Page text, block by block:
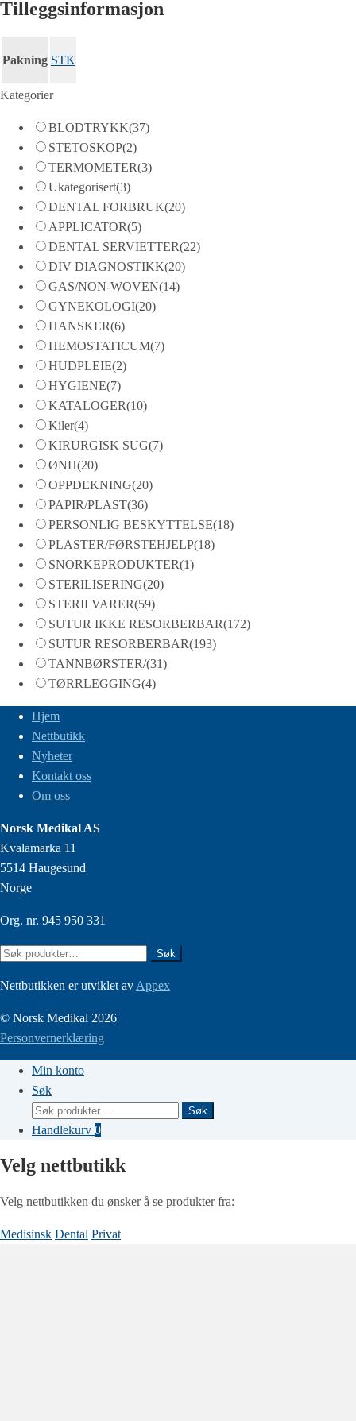
Tilleggsinformasjon
Pakning STK
Kategorier
BLODTRYKK(37)
STETOSKOP(2)
TERMOMETER(3)
Ukategorisert(3)
DENTAL FORBRUK(20)
APPLICATOR(5)
DENTAL SERVIETTER(22)
DIV DIAGNOSTIKK(20)
GAS/NON-WOVEN(14)
GYNEKOLOGI(20)
HANSKER(6)
HEMOSTATICUM(7)
HUDPLEIE(2)
HYGIENE(7)
KATALOGER(10)
Kiler(4)
KIRURGISK SUG(7)
ØNH(20)
OPPDEKNING(20)
PAPIR/PLAST(36)
PERSONLIG BESKYTTELSE(18)
PLASTER/FØRSTEHJELP(18)
SNORKEPRODUKTER(1)
STERILISERING(20)
STERILVARER(59)
SUTUR IKKE RESORBERBAR(172)
SUTUR RESORBERBAR(193)
TANNBØRSTER/(31)
TØRRLEGGING(4)
Hjem
Nettbutikk
Nyheter
Kontakt oss
Om oss
Norsk Medikal AS
Kvalamarka 11
5514 Haugesund
Norge
Org. nr. 945 950 331
Søk
Søk
Nettbutikken er utviklet av Appex
© Norsk Medikal 2026
Personvernerklæring
Min konto
Søk
Søk
etter:
Søk
Handlekurv 0
Velg nettbutikk
Velg nettbutikken du ønsker å se produkter fra:
Medisinsk Dental Privat